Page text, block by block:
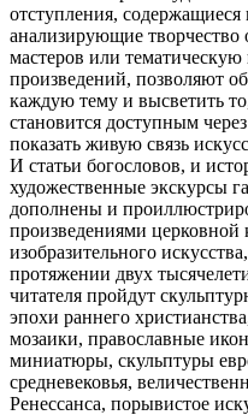
отступления, содержащиеся
анализирующие творчество
мастеров или тематическую
произведений, позволяют
каждую тему и высветить
становится доступным
показать живую связь
И статьи богословов, и
художественные экскурсы
дополнены и
произведениями церковной
изобразительного
протяжении двух
читателя пройдут
эпохи раннего
мозаики, православные
миниатюры, скульптуры
средневековья,
Ренессанса, порывистое